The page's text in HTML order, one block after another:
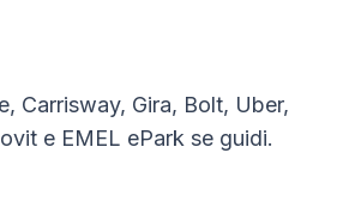
Carrisway, Gira, Bolt, Uber,
e EMEL ePark se guidi.